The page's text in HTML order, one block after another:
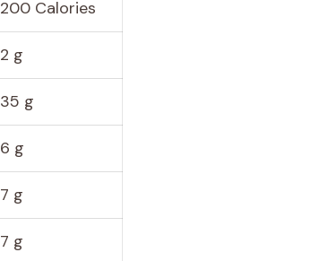
200 Calories
2 g
35 g
6 g
7 g
7 g